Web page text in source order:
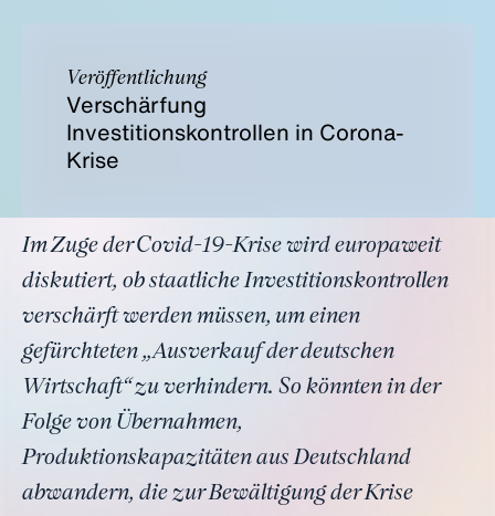
Veröffentlichung
Verschärfung
Investitionskontrollen in Corona-
Krise
Im Zuge der Covid-19-Krise wird europaweit
diskutiert, ob staatliche Investitionskontrollen
verschärft werden müssen, um einen
gefürchteten „Ausverkauf der deutschen
Wirtschaft“ zu verhindern. So könnten in der
Folge von Übernahmen,
Produktionskapazitäten aus Deutschland
abwandern, die zur Bewältigung der Krise